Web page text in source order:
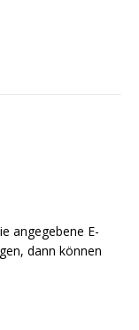
angegebene E-
dann können